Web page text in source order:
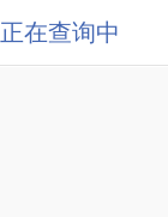
正在查询中